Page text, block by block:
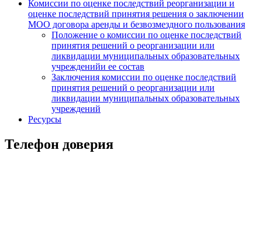
Комиссии по оценке последствий реорганизации и
оценке последствий принятия решения о заключении
МОО договора аренды и безвозмездного пользования
Положение о комиссии по оценке последствий
принятия решений о реорганизации или
ликвидации муниципальных образовательных
учрежденийи ее состав
Заключения комиссии по оценке последствий
принятия решений о реорганизации или
ликвидации муниципальных образовательных
учреждений
Ресурсы
Телефон доверия